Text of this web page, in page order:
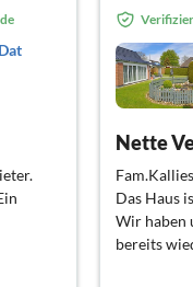
Nette
Das Haus
Wir haben
bereits